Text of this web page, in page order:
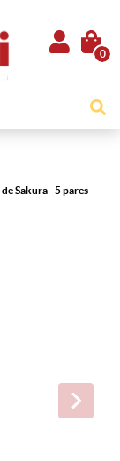
0
Sakura - 5 pares